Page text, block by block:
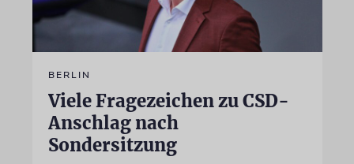
BERLIN
Viele Fragezeichen zu CSD-
Anschlag nach
Sondersitzung